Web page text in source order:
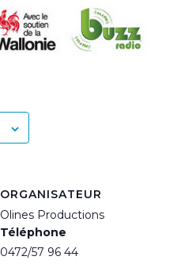
ORGANISATEUR
Olines Productions
Téléphone
0472/57 96 44